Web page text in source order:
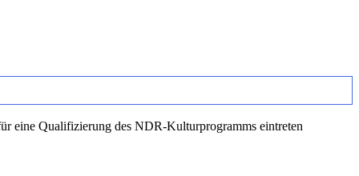
eine Qualifizierung des NDR-Kulturprogramms eintreten